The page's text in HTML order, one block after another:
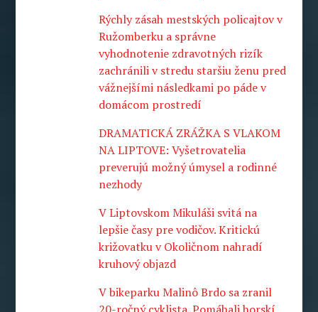
Rýchly zásah mestských policajtov v
Ružomberku a správne
vyhodnotenie zdravotných rizík
zachránili v stredu staršiu ženu pred
vážnejšími následkami po páde v
domácom prostredí
DRAMATICKÁ ZRÁŽKA S VLAKOM
NA LIPTOVE: Vyšetrovatelia
preverujú možný úmysel a rodinné
nezhody
V Liptovskom Mikuláši svitá na
lepšie časy pre vodičov. Kritickú
križovatku v Okoličnom nahradí
kruhový objazd
V bikeparku Malinô Brdo sa zranil